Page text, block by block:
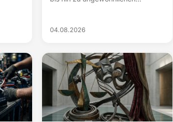
04.08.2026